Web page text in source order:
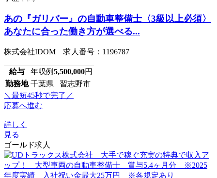
あの『ガリバー』の自動車整備士〈3級以上必須〉
あなたに合った働き方が選べる...
株式会社IDOM 求人番号：1196787
給与 年収例 5,500,000円
勤務地 千葉県 習志野市
＼最短45秒で完了／
応募へ進む
詳しく
見る
ゴールド求人